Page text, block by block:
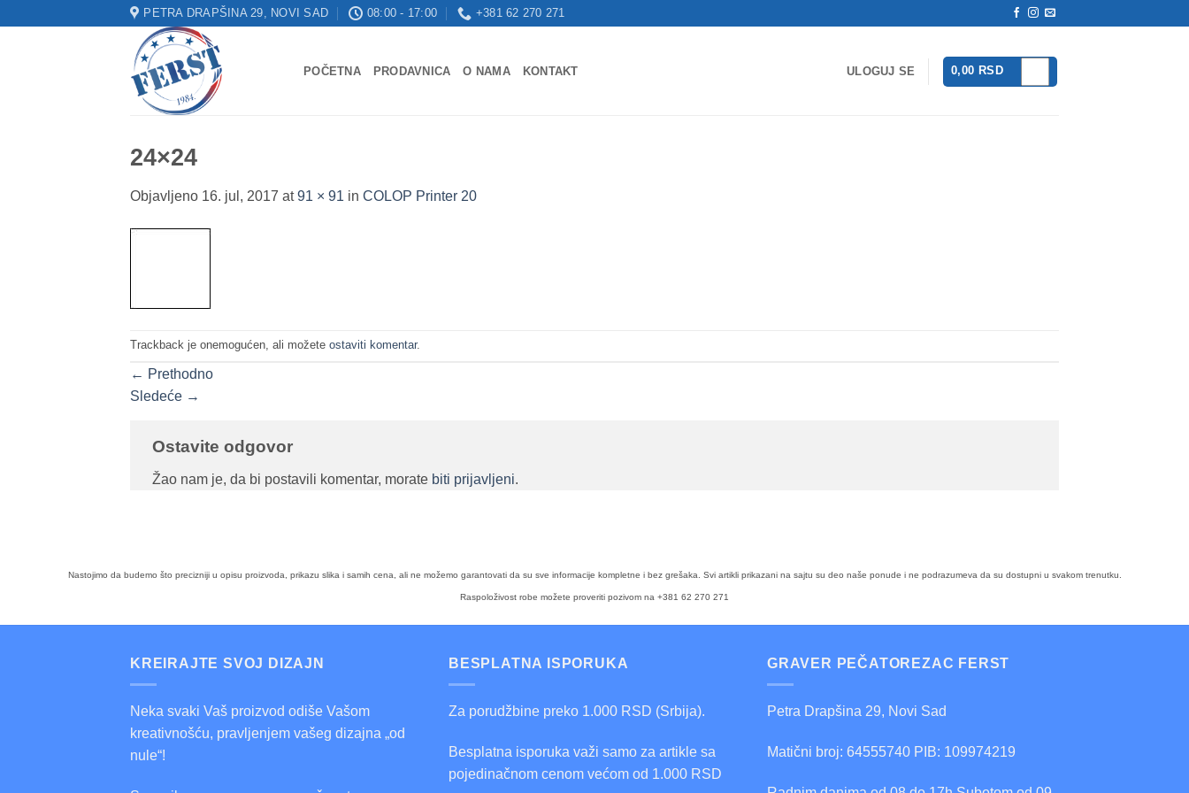
PETRA DRAPŠINA 29, NOVI SAD 08:00 - 17:00 +381 62 270 271
POČETNA PRODAVNICA O NAMA KONTAKT ULOGUJ SE 0,00 RSD
24×24
Objavljeno 16. jul, 2017 at91 × 91 in COLOP Printer 20
Trackback je onemogućen, ali možete ostaviti komentar.
← Prethodno
Sledeće →
Ostavite odgovor
Žao nam je, da bi postavili komentar, morate biti prijavljeni.
Nastojimo da budemo što precizniji u opisu proizvoda, prikazu slika i samih cena, ali ne možemo garantovati da su sve informacije kompletne i bez grešaka. Svi artikli prikazani na sajtu su deo naše ponude i ne podrazumeva da su dostupni u svakom trenutku.
Raspoloživost robe možete proveriti pozivom na +381 62 270 271
KREIRAJTE SVOJ DIZAJN
Neka svaki Vaš proizvod odiše Vašom
kreativnošću, pravljenjem vašeg dizajna „od
nule“!
BESPLATNA ISPORUKA
Za porudžbine preko 1.000 RSD (Srbija).
Besplatna isporuka važi samo za artikle sa
pojedinačnom cenom većom od 1.000 RSD
GRAVER PEČATOREZAC FERST
Petra Drapšina 29, Novi Sad
Matični broj: 64555740 PIB: 109974219